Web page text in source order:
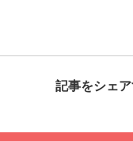
記事をシェ